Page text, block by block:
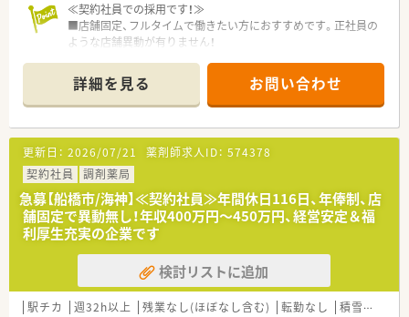
≪こんな方におすすめ≫
■異動無く店舗固定で働きたい方
■地域に根差した薬局で働きたい方
≪契約社員での採用です！≫
■店舗固定、フルタイムで働きたい方におすすめです。正社員の
ような店舗異動が有りません！
額375,000円♪
■週休2日制、年間休日116日…プライベートもしっかり確保で
きます。
■週所定労働時間は平均40時間の変形労働時間制を取っていま
す。
≪こんな会社です≫
■創業70年、古くから地元で愛されている、地域密着型の薬局で
す。全店船橋市内に展開しており、遠方への異動がありませんの
で、腰を据えて長く働けます。
■地域の方の介護・医療のトータルサポートを目指す会社です。
市内各地で認知症の人やその家族、地域住民が交流できるイベン
トを開催しております。
■在宅という言葉が一般的になる前から在宅業務に力を入れて
取り組んできており、経験・専門力・実績のある薬局です。
詳細を見る お問い合わせ
更新日： 2026/07/21 薬剤師求人ID： 574378
契約社員
調剤薬局
急募【船橋市/海神】≪契約社員≫年間休日116日、年俸制、店
舗固定で異動無し！年収400万円～450万円、経営安定＆福
利厚生充実の企業です
検討リストに追加
駅チカ 週32h以上 残業なし(ほぼなし含む) 転勤なし 積雪なし